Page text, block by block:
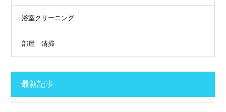
浴室クリーニング
部屋 清掃
最新記事